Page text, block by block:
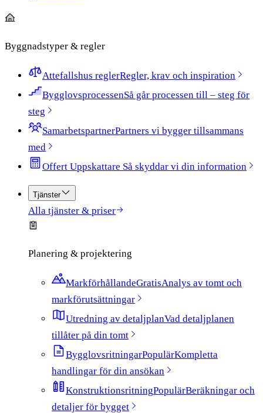
Byggnadstyper & regler
Attefallshus reglerRegler, krav och inspiration
BygglovsprocessenSå går processen till – steg för
steg
SamarbetspartnerPartners vi bygger tillsammans
med
Offert Uppskattare​​​​‌ ‍ ​‍​‍‌‍ ‌ ​‍‌‍‍‌‌‍‌ ‌‍‍‌‌‍ ‍​‍​‍​ ‍‍​‍​‍‌ ​ ‌‍​‌‌‍ ‍‌‍‍‌‌ ‌​‌ ‍‌​‍ ‍‌‍‍‌‌‍ ​‍​‍​‍ ​​‍​‍‌‍‍​‌ ​‍‌‍‌‌‌‍‌‍​‍​‍​ ‍‍​‍​‍​‍ ‌ ​ ‌ ‌​‌ ‌‌‌‍‌​‌‍‍‌‌‍ ​‍ ‌‍‍‌‌‍ ‍‌ ‌​‌‍‌‌‌‍ ‍‌ ‌​​‍ ‌‍‌‌‌‍‌​‌‍‍‌‌ ‌​​‍ ‌‍ ‌‌‍ ‌‍‌​‌‍‌‌​ ‌‌ ​​‌ ​‍‌‍‌‌‌ ​ ‌‍‌‌‌‍ ‍‌ ‌​‌‍​‌‌ ‌​‌‍‍‌‌‍ ‌‍ ‍​ ‍ ‌‍‍‌‌‍‌​​ ‌‌‍ ‍‌‍​‌‌ ‌‍‌‍‍‌‌‍‌ ‌‍​‌‌ ‌​‌‍‍‌‌‍ ‌‍ ‍‌‌​ ‌‍‌‌‌ ‌​‌ ‌​‌‍‍‌‌‍ ‍‌‍‌ ‌ ​ ​ ‍ ‌ ‌​‌ ‍‌‌ ​​‌‍‌‌​ ‌‌‍ ‍‌‍​‌‌ ‌‍‌‍‍‌‌‍‌ ‌‍​‌‌ ‌​‌‍‍‌‌‍ ‌‍ ‍‌‌​ ‌‍‌‌‌ ‌​‌ ‌​‌‍‍‌‌‍ ‍‌‍‌ ‌ ​ ​ ‍ ‌ ​​‌‍​‌‌ ‌​‌‍‍​​ ‌‌‍ ‌‌‍​‌‌‍‍‌‌‍ ‍‌​ ‌‌‍‌‌‌‍ ‍‌ ‌‌​‍‌‌​ ‌‌‌​​‍‌‌ ‌‍‍ ‌‍‌‌‌ ‍‌​‍‌‌​ ​ ‌​‌​​‍‌‌​ ​ ‌​‌​​‍‌‌​ ​‍​ ​‍‌ ​ ‌‍‌‌‌‍‌‌‌‍‌​​‍ ‌‌ ‍‌​‍‌‌​ ​‍​ ​‍​‍‌‌​ ‌‌‌​‌​​‍ ‍‌‍​ ‌‍‍​‌‍‍‌‌‍ ​‌‍‌​‌ ​‍‌‍‌‌‌‍ ‍​‍‌‌​ ‌‌‌​​‍‌‌ ‌‍‍ ‌‍‌‌‌ ‍‌​‍‌‌​ ​ ‌​‌​​‍‌‌​ ​ ‌​‌​​‍‌‌​ ​‍​ ​‍‌‍‌‍​ ​​‌‍‌​​ ‌‌​ ‌ ​ ‌‌‌‍​‌​ ​ ‌‍​‍​ ‌​‌‍​ ‌‍‌‌​‍‌‌​ ​‍​ ​‍​‍‌‌​ ‌‌‌​‌​​‍ ‍‌‍ ​‌‍‍‌‌‍ ‍‌‍‍ ​‍ ‍‌‍ ​‌‍​‌‌‍​‍‌‍‌‌‌‍ ​​ ‌‍​‍‌‍​‌‌ ​ ‌‍‌‌‌‌‌‌‌ ​‍‌‍ ​​ ‌​‍‌‌​ ​‍‌​‌‍‌ ​ ‌ ‌​‌ ‌‌‌‍‌​‌‍‍‌‌‍ ​‍‌‍‌‍‍‌‌‍‌​​ ‌‌‍ ‍‌‍​‌‌ ‌‍‌‍‍‌‌‍‌ ‌‍​‌‌ ‌​‌‍‍‌‌‍ ‌‍ ‍‌‌​ ‌‍‌‌‌ ‌​‌ ‌​‌‍‍‌‌‍ ‍‌‍‌ ‌ ​ ​‍‌‍‌ ‌​‌ ‍‌‌ ​​‌‍‌‌​ ‌‌‍ ‍‌‍​‌‌ ‌‍‌‍‍‌‌‍‌ ‌‍​‌‌ ‌​‌‍‍‌‌‍ ‌‍ ‍‌‌​ ‌‍‌‌‌ ‌​‌ ‌​‌‍‍‌‌‍ ‍‌‍‌ ‌ ​ ​‍‌‍‌ ​​‌‍​‌‌ ‌​‌‍‍​​ ‌‌‍ ‌‌‍​‌‌‍‍‌‌‍ ‍‌​ ‌‌‍‌‌‌‍ ‍‌ ‌‌​‍‌‌​ ‌‌‌​​‍‌‌ ‌‍‍ ‌‍‌‌‌ ‍‌​‍‌‌​ ​ ‌​‌​​‍‌‌​ ​ ‌​‌​​‍‌‌​ ​‍​ ​‍‌ ​ ‌‍‌‌‌‍‌‌‌‍‌​​‍ ‌‌ ‍‌​‍‌‌​ ​‍​ ​‍​‍‌‌​ ‌‌‌​‌​​‍ ‍‌‍​ ‌‍‍​‌‍‍‌‌‍ ​‌‍‌​‌ ​‍‌‍‌‌‌‍ ‍​‍‌‌​ ‌‌‌​​‍‌‌ ‌‍‍ ‌‍‌‌‌ ‍‌​‍‌‌​ ​ ‌​‌​​‍‌‌​ ​ ‌​‌​​‍‌‌​ ​‍​ ​‍‌‍‌‍​ ​​‌‍‌​​ ‌‌​ ‌ ​ ‌‌‌‍​‌​ ​ ‌‍​‍​ ‌​‌‍​ ‌‍‌‌​‍‌‌​ ​‍​ ​‍​‍‌‌​ ‌‌‌​‌​​‍ ‍‌‍ ​‌‍‍‌‌‍ ‍‌‍‍ ​‍ ‍‌‍ ​‌‍​‌‌‍​‍‌‍‌‌‌‍ ​​‍‌‍‌ ​​‌‍‌‌‌ ​‍‌ ​ ‌ ​​‌‍‌‌‌‍​ ‌ ‌​‌‍‍‌‌ ‌‍‌‍‌‌​ ‌‌ ​​‌ ‌‌‌‍​‍‌‍ ​‌‍‍‌‌ ​ ‌‍‍​‌‍‌‌‌‍‌​​‍​‍‌ ‌ ‍ ​‍​‍‌‍ ‌ ​‍‌‍‍‌‌‍‌ ‌‍‍‌‌‍ ‍​‍​‍​ ‍‍​‍​‍‌ ​ ‌‍​‌‌‍ ‍‌‍‍‌‌ ‌​‌ ‍‌​‍ ‍‌‍‍‌‌‍ ​‍​‍​‍ ​​‍​‍‌‍‍​‌ ​‍‌‍‌‌‌‍‌‍​‍​‍​ ‍‍​‍​‍​‍ ‌ ​ ‌ ‌​‌ ‌‌‌‍‌​‌‍‍‌‌‍ ​‍ ‌‍‍‌‌‍ ‍‌ ‌​‌‍‌‌‌‍ ‍‌ ‌​​‍ ‌‍‌‌‌‍‌​‌‍‍‌‌ ‌​​‍ ‌‍ ‌‌‍ ‌‍‌​‌‍‌‌​ ‌‌ ​​‌ ​‍‌‍‌‌‌ ​ ‌‍‌‌‌‍ ‍‌ ‌​‌‍​‌‌ ‌​‌‍‍‌‌‍ ‌‍ ‍​ ‍ ‌‍‍‌‌‍‌​​ ‌‌‍ ‍‌‍​‌‌ ‌‍‌‍‍‌‌‍‌ ‌‍​‌‌ ‌​‌‍‍‌‌‍ ‌‍ ‍‌‌​ ‌‍‌‌‌ ‌​‌ ‌​‌‍‍‌‌‍ ‍‌‍‌ ‌ ​ ​ ‍ ‌ ‌​‌ ‍‌‌ ​​‌‍‌‌​ ‌‌‍ ‍‌‍​‌‌ ‌‍‌‍‍‌‌‍‌ ‌‍​‌‌ ‌​‌‍‍‌‌‍ ‌‍ ‍‌‌​ ‌‍‌‌‌ ‌​‌ ‌​‌‍‍‌‌‍ ‍‌‍‌ ‌ ​ ​ ‍ ‌ ​​‌‍​‌‌ ‌​‌‍‍​​ ‌‌‍ ‌‌‍​‌‌‍‍‌‌‍ ‍‌​ ‌‌‍‌‌‌‍ ‍‌ ‌‌​‍‌‌​ ‌‌‌​​‍‌‌ ‌‍‍ ‌‍‌‌‌ ‍‌​‍‌‌​ ​ ‌​‌​​‍‌‌​ ​ ‌​‌​​‍‌‌​ ​‍​ ​‍‌ ​ ‌‍‌‌‌‍‌‌‌‍‌​​‍ ‌‌ ‍‌​‍‌‌​ ​‍​ ​‍​‍‌‌​ ‌‌‌​‌​​‍ ‍‌‍​ ‌‍‍​‌‍‍‌‌‍ ​‌‍‌​‌ ​‍‌‍‌‌‌‍ ‍​‍‌‌​ ‌‌‌​​‍‌‌ ‌‍‍ ‌‍‌‌‌ ‍‌​‍‌‌​ ​ ‌​‌​​‍‌‌​ ​ ‌​‌​​‍‌‌​ ​‍​ ​‍‌‍‌‍​ ​​‌‍‌​​ ‌‌​ ‌ ​ ‌‌‌‍​‌​ ​ ‌‍​‍​ ‌​‌‍​ ‌‍‌‌​‍‌‌​ ​‍​ ​‍​‍‌‌​ ‌‌‌​‌​​‍ ‍‌‍‌​‌‍‌‌‌ ​ ‌‍​ ‌ ​‍‌‍‍‌‌ ​​‌ ‌​‌‍‍‌‌‍ ‌‍ ‍​ ‌‍​‍‌‍​‌‌ ​ ‌‍‌‌‌‌‌‌‌ ​‍‌‍ ​​ ‌​‍‌‌​ ​‍‌​‌‍‌ ​ ‌ ‌​‌ ‌‌‌‍‌​‌‍‍‌‌‍ ​‍‌‍‌‍‍‌‌‍‌​​ ‌‌‍ ‍‌‍​‌‌ ‌‍‌‍‍‌‌‍‌ ‌‍​‌‌ ‌​‌‍‍‌‌‍ ‌‍ ‍‌‌​ ‌‍‌‌‌ ‌​‌ ‌​‌‍‍‌‌‍ ‍‌‍‌ ‌ ​ ​‍‌‍‌ ‌​‌ ‍‌‌ ​​‌‍‌‌​ ‌‌‍ ‍‌‍​‌‌ ‌‍‌‍‍‌‌‍‌ ‌‍​‌‌ ‌​‌‍‍‌‌‍ ‌‍ ‍‌‌​ ‌‍‌‌‌ ‌​‌ ‌​‌‍‍‌‌‍ ‍‌‍‌ ‌ ​ ​‍‌‍‌ ​​‌‍​‌‌ ‌​‌‍‍​​ ‌‌‍ ‌‌‍​‌‌‍‍‌‌‍ ‍‌​ ‌‌‍‌‌‌‍ ‍‌ ‌‌​‍‌‌​ ‌‌‌​​‍‌‌ ‌‍‍ ‌‍‌‌‌ ‍‌​‍‌‌​ ​ ‌​‌​​‍‌‌​ ​ ‌​‌​​‍‌‌​ ​‍​ ​‍‌ ​ ‌‍‌‌‌‍‌‌‌‍‌​​‍ ‌‌ ‍‌​‍‌‌​ ​‍​ ​‍​‍‌‌​ ‌‌‌​‌​​‍ ‍‌‍​ ‌‍‍​‌‍‍‌‌‍ ​‌‍‌​‌ ​‍‌‍‌‌‌‍ ‍​‍‌‌​ ‌‌‌​​‍‌‌ ‌‍‍ ‌‍‌‌‌ ‍‌​‍‌‌​ ​ ‌​‌​​‍‌‌​ ​ ‌​‌​​‍‌‌​ ​‍​ ​‍‌‍‌‍​ ​​‌‍‌​​ ‌‌​ ‌ ​ ‌‌‌‍​‌​ ​ ‌‍​‍​ ‌​‌‍​ ‌‍‌‌​‍‌‌​ ​‍​ ​‍​‍‌‌​ ‌‌‌​‌​​‍ ‍‌‍‌​‌‍‌‌‌ ​ ‌‍​ ‌ ​‍‌‍‍‌‌ ​​‌ ‌​‌‍‍‌‌‍ ‌‍ ‍​‍‌‍‌ ​​‌‍‌‌‌ ​‍‌ ​ ‌ ​​‌‍‌‌‌‍​ ‌ ‌​‌‍‍‌‌ ‌‍‌‍‌‌​ ‌‌ ​​‌ ‌‌‌‍​‍‌‍ ​‌‍‍‌‌ ​ ‌‍‍​‌‍‌‌‌‍‌​​‍​‍‌ ‌ Så skyddar vi din information​​​​
Tjänster
Alla tjänster & priser
Planering & projektering
MarkförhållandeGratisAnalys av tomt och
markförutsättningar
Utredning av detaljplanVad detaljplanen
tillåter på din tomt
BygglovsritningarPopulärKompletta
handlingar för din ansökan
KonstruktionsritningPopulärBeräkningar och
detaljer för bygget